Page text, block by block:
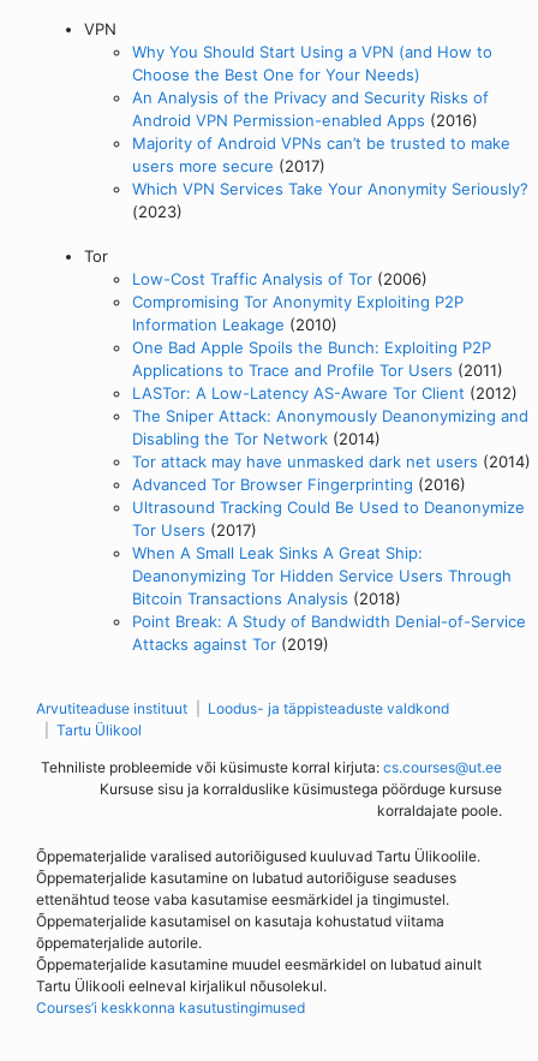
VPN
Why You Should Start Using a VPN (and How to
Choose the Best One for Your Needs)
An Analysis of the Privacy and Security Risks of
Android VPN Permission-enabled Apps (2016)
Majority of Android VPNs can’t be trusted to make
users more secure (2017)
Which VPN Services Take Your Anonymity Seriously?
(2023)
Tor
Low-Cost Traffic Analysis of Tor (2006)
Compromising Tor Anonymity Exploiting P2P
Information Leakage (2010)
One Bad Apple Spoils the Bunch: Exploiting P2P
Applications to Trace and Profile Tor Users (2011)
LASTor: A Low-Latency AS-Aware Tor Client (2012)
The Sniper Attack: Anonymously Deanonymizing and
Disabling the Tor Network (2014)
Tor attack may have unmasked dark net users (2014)
Advanced Tor Browser Fingerprinting (2016)
Ultrasound Tracking Could Be Used to Deanonymize
Tor Users (2017)
When A Small Leak Sinks A Great Ship:
Deanonymizing Tor Hidden Service Users Through
Bitcoin Transactions Analysis (2018)
Point Break: A Study of Bandwidth Denial-of-Service
Attacks against Tor (2019)
Arvutiteaduse instituut
Loodus- ja täppisteaduste valdkond
Tartu Ülikool
Tehniliste probleemide või küsimuste korral kirjuta: cs.courses@ut.ee
Kursuse sisu ja korralduslike küsimustega pöörduge kursuse
korraldajate poole.
Õppematerjalide varalised autoriõigused kuuluvad Tartu Ülikoolile.
Õppematerjalide kasutamine on lubatud autoriõiguse seaduses
ettenähtud teose vaba kasutamise eesmärkidel ja tingimustel.
Õppematerjalide kasutamisel on kasutaja kohustatud viitama
õppematerjalide autorile.
Õppematerjalide kasutamine muudel eesmärkidel on lubatud ainult
Tartu Ülikooli eelneval kirjalikul nõusolekul.
Courses’i keskkonna kasutustingimused